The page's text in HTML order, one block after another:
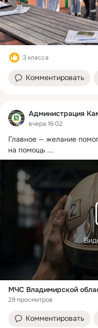
3 класса
Комментировать
Администрация
вчера 16:02
Главное — желание
на помощь ...
МЧС Владимирской
28 просмотров
Комментировать